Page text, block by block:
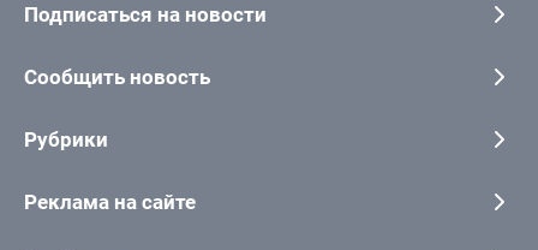
Подписаться на новости
Сообщить новость
Рубрики
Реклама на сайте